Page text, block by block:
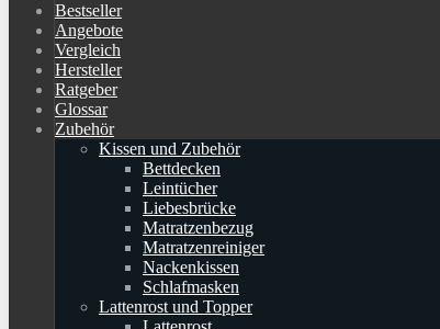
Bestseller
Angebote
Vergleich
Hersteller
Ratgeber
Glossar
Zubehör
Kissen und Zubehör
Bettdecken
Leintücher
Liebesbrücke
Matratzenbezug
Matratzenreiniger
Nackenkissen
Schlafmasken
Lattenrost und Topper